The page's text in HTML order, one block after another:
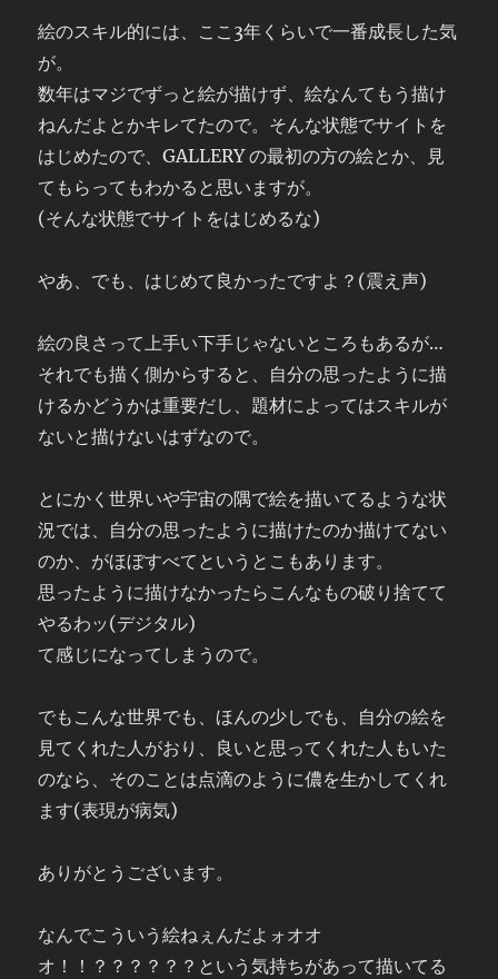
絵のスキル的には、ここ3年くらいで一番成長した気
が。
数年はマジでずっと絵が描けず、絵なんてもう描け
ねんだよとかキレてたので。そんな状態でサイトを
はじめたので、GALLERY の最初の方の絵とか、見
てもらってもわかると思いますが。
(そんな状態でサイトをはじめるな)
やあ、でも、はじめて良かったですよ？(震え声)
絵の良さって上手い下手じゃないところもあるが…
それでも描く側からすると、自分の思ったように描
けるかどうかは重要だし、題材によってはスキルが
ないと描けないはずなので。
とにかく世界いや宇宙の隅で絵を描いてるような状
況では、自分の思ったように描けたのか描けてない
のか、がほぼすべてというとこもあります。
思ったように描けなかったらこんなもの破り捨てて
やるわッ(デジタル)
て感じになってしまうので。
でもこんな世界でも、ほんの少しでも、自分の絵を
見てくれた人がおり、良いと思ってくれた人もいた
のなら、そのことは点滴のように儂を生かしてくれ
ます(表現が病気)
ありがとうございます。
なんでこういう絵ねぇんだよォオオ
オ！！？？？？？？という気持ちがあって描いてる